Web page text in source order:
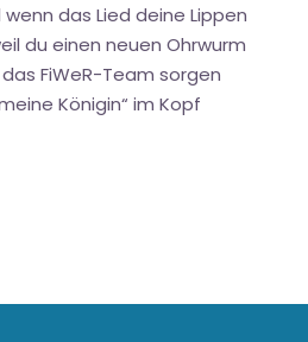
das Lied deine Lippen
du einen neuen Ohrwurm
FiWeR-Team sorgen
Königin“ im Kopf